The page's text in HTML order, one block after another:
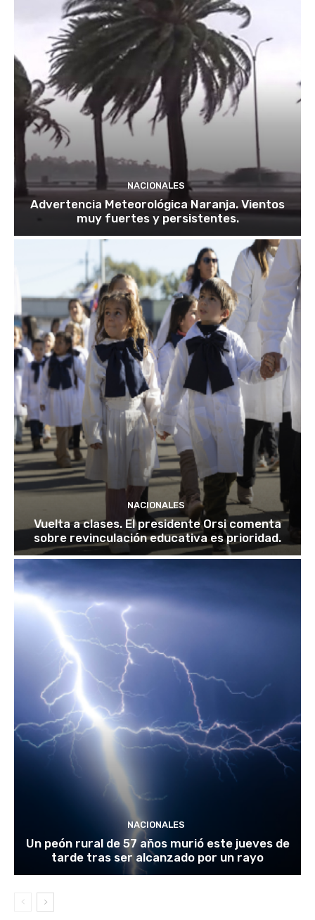
NACIONALES
Advertencia Meteorológica Naranja. Vientos
muy fuertes y persistentes.
NACIONALES
Vuelta a clases. El presidente Orsi comenta
sobre revinculación educativa es prioridad.
NACIONALES
Un peón rural de 57 años murió este jueves de
tarde tras ser alcanzado por un rayo